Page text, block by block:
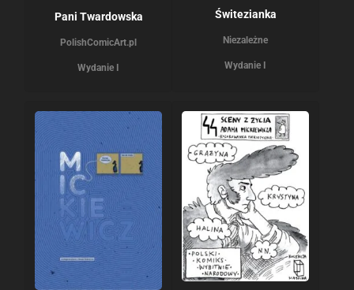
Pani Twardowska
PolishComicArt.pl
Wydanie I
Świtezianka
Niezależne
Wydanie I